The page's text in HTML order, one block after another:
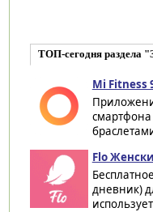
ТОП-сегодня раздела
Mi Fitness
Flo
дневник)